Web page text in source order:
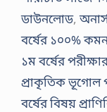
ডাউনলোড,
বর্ষের ১০০%
১ম বর্ষের
প্রাকৃতিক ভূগোল
বর্ষের বিষয়